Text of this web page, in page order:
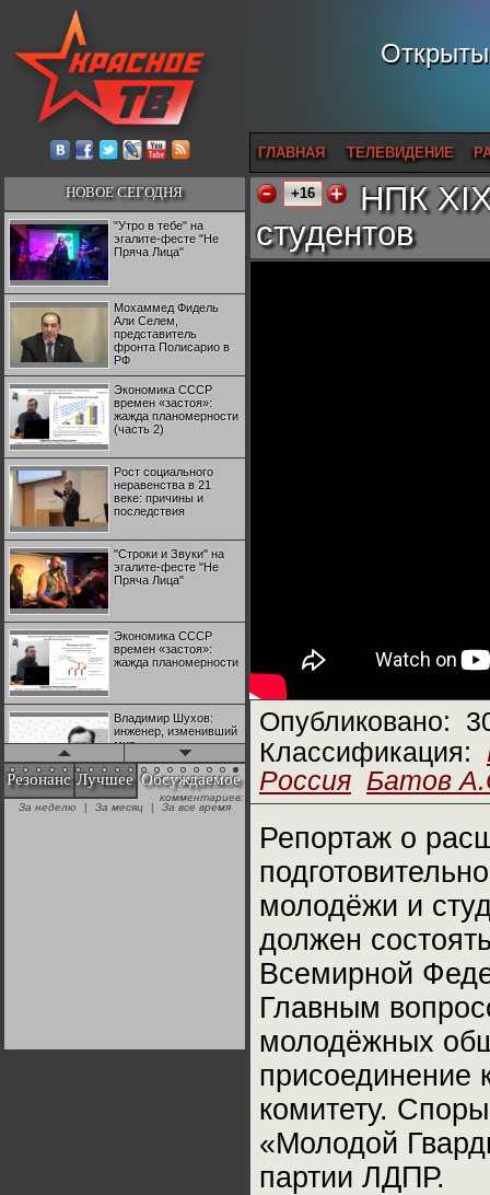
ГЛАВНАЯ ТЕЛЕВИДЕНИЕ
НОВОЕ СЕГОДНЯ
"Утро в тебе" на
эгалите-фесте "Не
Пряча Лица"
Мохаммед Фидель
Али Селем,
представитель
фронта Полисарио в
РФ
Экономика СССР
времен «застоя»:
жажда планомерности
(часть 2)
Рост социального
неравенства в 21
веке: причины и
последствия
"Строки и Звуки" на
эгалите-фесте "Не
Пряча Лица"
Экономика СССР
времен «застоя»:
жажда планомерности
Владимир Шухов:
инженер, изменивший
мир
"Аркадий Коц" на
эгалите-фесте "Не
Резонанс Лучшее Обсуждаемое
комментариев:
За неделю
| За месяц | За все время
+16
НПК
студентов
Опубликовано:
Классификация:
Россия Батов
Репортаж о
молодёжи и
должен
Всемирной
Главным
молодёжных
присоединение
комитету.
«Молодой
партии ЛДПР.